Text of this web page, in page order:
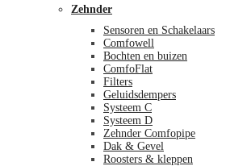
Zehnder
Sensoren en Schakelaars
Comfowell
Bochten en buizen
ComfoFlat
Filters
Geluidsdempers
Systeem C
Systeem D
Zehnder Comfopipe
Dak & Gevel
Roosters & kleppen